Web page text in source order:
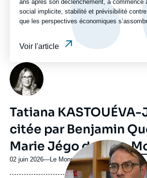
ans après son déclenchement, a commencé
social implicite, stabilité et prévisibilité
que les perspectives économiques
Voir l'article
Photo
Tatiana KASTOUÉVA-
citée par Benjamin
Marie Jégo dansLe
02 juin 2026—Nom
Le Monde
Image
principale
médiatique